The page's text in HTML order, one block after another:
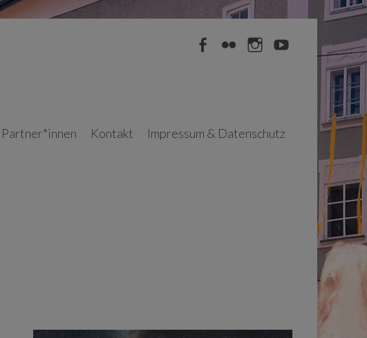
YouTube
Partner*innen Kontakt Impressum & Datenschutz